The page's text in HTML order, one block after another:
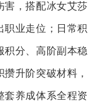
害，搭配冰女艾莎
职业走位；日常积
积分、高阶副本稳
升阶突破材料，
套养成体系全程资